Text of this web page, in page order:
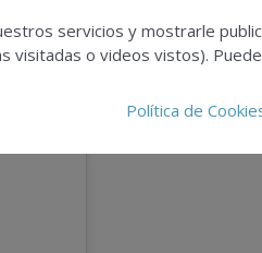
servicios y mostrarle
visitadas o videos vistos).
Política de